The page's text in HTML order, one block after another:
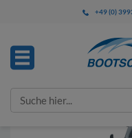
+49 (0)
Search
for:
IHRE
Bitte füllen Sie alle mit
Diese Angaben